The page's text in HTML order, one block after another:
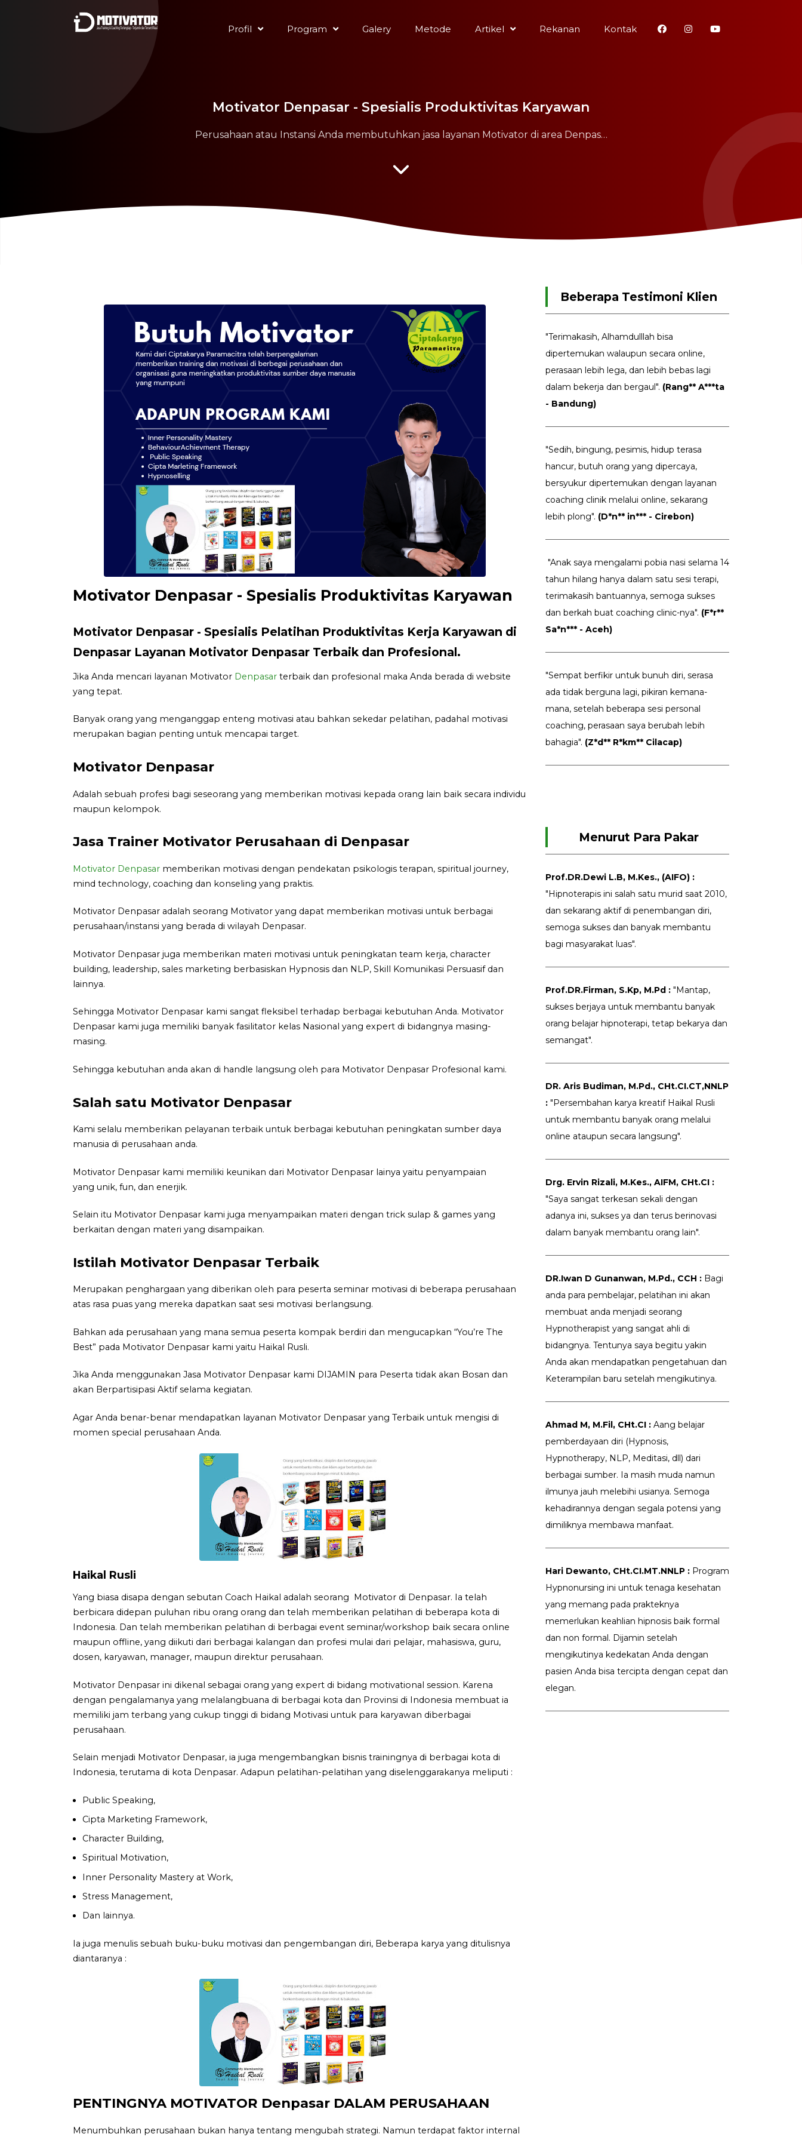
Profil Program Galery Metode Artikel Rekanan Kontak
Motivator Denpasar - Spesialis Produktivitas Karyawan
Perusahaan atau Instansi Anda membutuhkan jasa layanan Motivator di area Denpas…
Motivator Denpasar - Spesialis Produktivitas Karyawan
Motivator Denpasar - Spesialis Pelatihan Produktivitas Kerja Karyawan di
Denpasar Layanan Motivator Denpasar Terbaik dan Profesional.
Jika Anda mencari layanan Motivator Denpasar terbaik dan profesional maka Anda berada di website
yang tepat.
Banyak orang yang menganggap enteng motivasi atau bahkan sekedar pelatihan, padahal motivasi
merupakan bagian penting untuk mencapai target.
Motivator Denpasar
Adalah sebuah profesi bagi seseorang yang memberikan motivasi kepada orang lain baik secara individu
maupun kelompok.
Jasa Trainer Motivator Perusahaan di Denpasar
Motivator Denpasar memberikan motivasi dengan pendekatan psikologis terapan, spiritual journey,
mind technology, coaching dan konseling yang praktis.
Motivator Denpasar adalah seorang Motivator yang dapat memberikan motivasi untuk berbagai
perusahaan/instansi yang berada di wilayah Denpasar.
Motivator Denpasar juga memberikan materi motivasi untuk peningkatan team kerja, character
building, leadership, sales marketing berbasiskan Hypnosis dan NLP, Skill Komunikasi Persuasif dan
lainnya.
Sehingga Motivator Denpasar kami sangat fleksibel terhadap berbagai kebutuhan Anda. Motivator
Denpasar kami juga memiliki banyak fasilitator kelas Nasional yang expert di bidangnya masing-
masing.
Sehingga kebutuhan anda akan di handle langsung oleh para Motivator Denpasar Profesional kami.
Salah satu Motivator Denpasar
Kami selalu memberikan pelayanan terbaik untuk berbagai kebutuhan peningkatan sumber daya
manusia di perusahaan anda.
Motivator Denpasar kami memiliki keunikan dari Motivator Denpasar lainya yaitu penyampaian
yang unik, fun, dan enerjik.
Selain itu Motivator Denpasar kami juga menyampaikan materi dengan trick sulap & games yang
berkaitan dengan materi yang disampaikan.
Istilah Motivator Denpasar Terbaik
Merupakan penghargaan yang diberikan oleh para peserta seminar motivasi di beberapa perusahaan
atas rasa puas yang mereka dapatkan saat sesi motivasi berlangsung.
Bahkan ada perusahaan yang mana semua peserta kompak berdiri dan mengucapkan “You’re The
Best” pada Motivator Denpasar kami yaitu Haikal Rusli.
Jika Anda menggunakan Jasa Motivator Denpasar kami DIJAMIN para Peserta tidak akan Bosan dan
akan Berpartisipasi Aktif selama kegiatan.
Agar Anda benar-benar mendapatkan layanan Motivator Denpasar yang Terbaik untuk mengisi di
momen special perusahaan Anda.
Haikal Rusli
Yang biasa disapa dengan sebutan Coach Haikal adalah seorang Motivator di Denpasar. Ia telah
berbicara didepan puluhan ribu orang orang dan telah memberikan pelatihan di beberapa kota di
Indonesia. Dan telah memberikan pelatihan di berbagai event seminar/workshop baik secara online
maupun offline, yang diikuti dari berbagai kalangan dan profesi mulai dari pelajar, mahasiswa, guru,
dosen, karyawan, manager, maupun direktur perusahaan.
Motivator Denpasar ini dikenal sebagai orang yang expert di bidang motivational session. Karena
dengan pengalamanya yang melalangbuana di berbagai kota dan Provinsi di Indonesia membuat ia
memiliki jam terbang yang cukup tinggi di bidang Motivasi untuk para karyawan diberbagai
perusahaan.
Selain menjadi Motivator Denpasar, ia juga mengembangkan bisnis trainingnya di berbagai kota di
Indonesia, terutama di kota Denpasar. Adapun pelatihan-pelatihan yang diselenggarakanya meliputi :
Public Speaking,
Cipta Marketing Framework,
Character Building,
Spiritual Motivation,
Inner Personality Mastery at Work,
Stress Management,
Dan lainnya.
Ia juga menulis sebuah buku-buku motivasi dan pengembangan diri, Beberapa karya yang ditulisnya
diantaranya :
PENTINGNYA MOTIVATOR Denpasar DALAM PERUSAHAAN
Menumbuhkan perusahaan bukan hanya tentang mengubah strategi. Namun terdapat faktor internal
Beberapa Testimoni Klien
"Terimakasih, Alhamdulllah bisa
dipertemukan walaupun secara online,
perasaan lebih lega, dan lebih bebas lagi
dalam bekerja dan bergaul". (Rang** A***ta
- Bandung)
"Sedih, bingung, pesimis, hidup terasa
hancur, butuh orang yang dipercaya,
bersyukur dipertemukan dengan layanan
coaching clinik melalui online, sekarang
lebih plong". (D*n** in*** - Cirebon)
"Anak saya mengalami pobia nasi selama 14
tahun hilang hanya dalam satu sesi terapi,
terimakasih bantuannya, semoga sukses
dan berkah buat coaching clinic-nya". (F*r**
Sa*n*** - Aceh)
"Sempat berfikir untuk bunuh diri, serasa
ada tidak berguna lagi, pikiran kemana-
mana, setelah beberapa sesi personal
coaching, perasaan saya berubah lebih
bahagia". (Z*d** R*km** Cilacap)
Menurut Para Pakar
Prof.DR.Dewi L.B, M.Kes., (AIFO) :
"Hipnoterapis ini salah satu murid saat 2010,
dan sekarang aktif di penembangan diri,
semoga sukses dan banyak membantu
bagi masyarakat luas".
Prof.DR.Firman, S.Kp, M.Pd : "Mantap,
sukses berjaya untuk membantu banyak
orang belajar hipnoterapi, tetap bekarya dan
semangat".
DR. Aris Budiman, M.Pd., CHt.CI.CT,NNLP
: "Persembahan karya kreatif Haikal Rusli
untuk membantu banyak orang melalui
online ataupun secara langsung".
Drg. Ervin Rizali, M.Kes., AIFM, CHt.CI :
"Saya sangat terkesan sekali dengan
adanya ini, sukses ya dan terus berinovasi
dalam banyak membantu orang lain".
DR.Iwan D Gunanwan, M.Pd., CCH : Bagi
anda para pembelajar, pelatihan ini akan
membuat anda menjadi seorang
Hypnotherapist yang sangat ahli di
bidangnya. Tentunya saya begitu yakin
Anda akan mendapatkan pengetahuan dan
Keterampilan baru setelah mengikutinya.
Ahmad M, M.Fil, CHt.CI : Aang belajar
pemberdayaan diri (Hypnosis,
Hypnotherapy, NLP, Meditasi, dll) dari
berbagai sumber. Ia masih muda namun
ilmunya jauh melebihi usianya. Semoga
kehadirannya dengan segala potensi yang
dimiliknya membawa manfaat.
Hari Dewanto, CHt.CI.MT.NNLP : Program
Hypnonursing ini untuk tenaga kesehatan
yang memang pada prakteknya
memerlukan keahlian hipnosis baik formal
dan non formal. Dijamin setelah
mengikutinya kedekatan Anda dengan
pasien Anda bisa tercipta dengan cepat dan
elegan.